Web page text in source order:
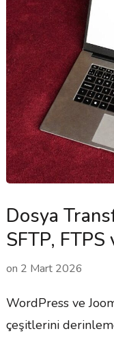
Dosya
SFTP,
on 2 Mart 2026
WordPress ve
çeşitlerini